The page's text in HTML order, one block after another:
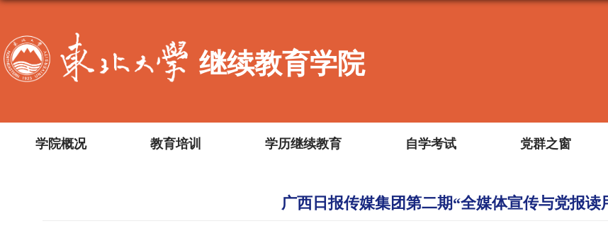
继续教育学院
学院概况 教育培训 学历继续教育 自学考试 党群之窗
广西日报传媒集团第二期“全媒体宣传与党报读